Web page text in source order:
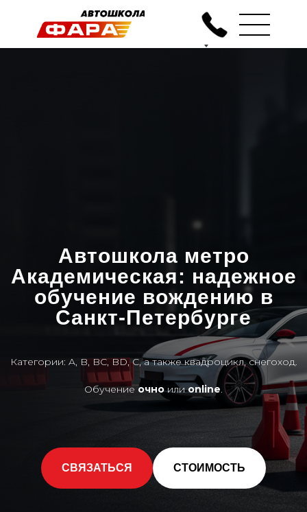
Автошкола метро
Академическая: надежное
обучение вождению в
Санкт-Петербурге
Категории: A, B, BC, BD, C, а также квадроцикл, снегоход.
Обучениеочноилиonline.
СВЯЗАТЬСЯ СТОИМОСТЬ